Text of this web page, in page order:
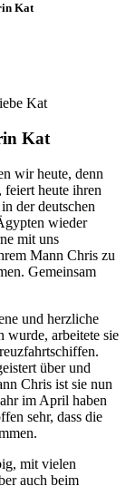
Kat
Kat
wir heute, denn
heute ihren
der deutschen
wieder
mit uns
Mann Chris zu
Gemeinsam
und herzliche
wurde, arbeitete sie
über und
Chris ist sie nun
im April haben
sehr, dass die
mit vielen
auch beim